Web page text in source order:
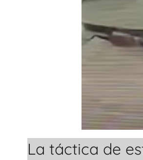
La táctica de